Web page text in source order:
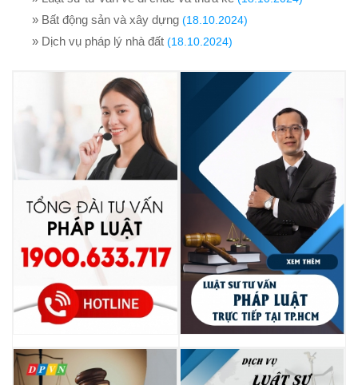
» Bất động sản và xây dựng (18.10.2024)
» Dịch vụ pháp lý nhà đất (18.10.2024)